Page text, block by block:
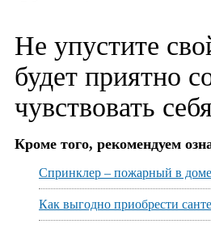
Не упустите
будет приятно
чувствовать
Кроме того, рекомендуем
Спринклер – пожарный в
Как выгодно приобрести